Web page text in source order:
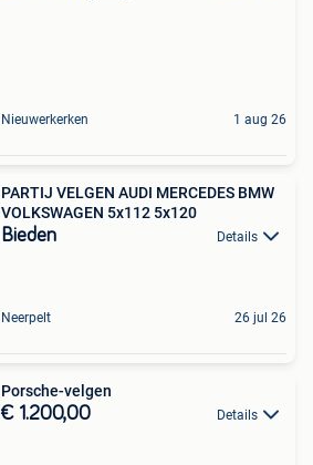
Nieuwerkerken 1 aug 26
PARTIJ VELGEN AUDI MERCEDES BMW
VOLKSWAGEN 5x112 5x120
Bieden Details
Neerpelt 26 jul 26
Porsche-velgen
€ 1.200,00 Details